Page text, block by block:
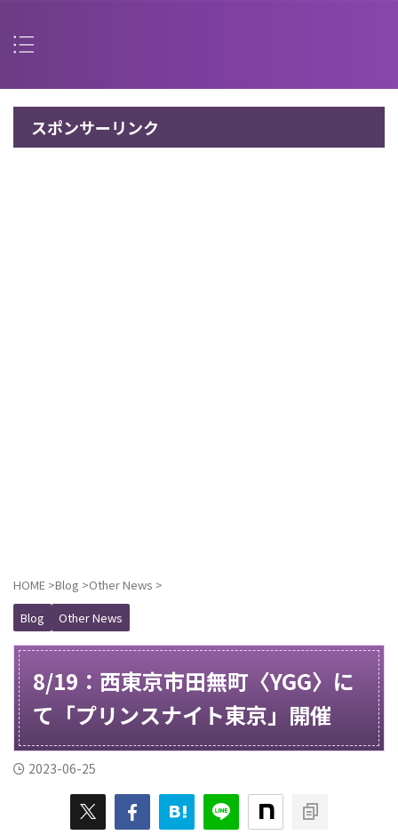
スポンサーリンク
HOME >Blog >Other News >
Blog
Other News
8/19：西東京市田無町〈YGG〉に
て「プリンスナイト東京」開催
2023-06-25